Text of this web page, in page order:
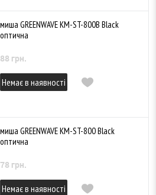
миша GREENWAVE KM-ST-800B Black
оптична
88 грн.
Немає в наявності
миша GREENWAVE KM-ST-800 Black
оптична
78 грн.
Немає в наявності